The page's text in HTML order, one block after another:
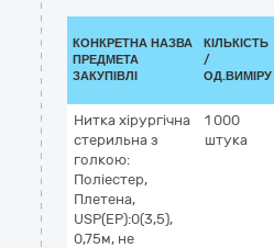
КОНКРЕТНА НАЗВА
ПРЕДМЕТА
ЗАКУПІВЛІ
КІЛЬКІСТЬ
/
ОД.ВИМІРУ
Нитка хірургічна
стерильна з
голкою:
Поліестер,
Плетена,
USP(EP):0(3,5),
0,75м, не
1 000
штука